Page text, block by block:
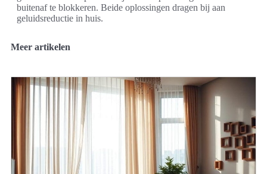
buitenaf te blokkeren. Beide oplossingen dragen bij aan
geluidsreductie in huis.
Meer artikelen